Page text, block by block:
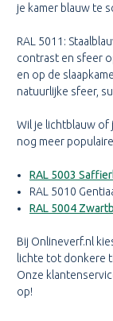
je kamer blauw te
RAL 5011:
contrast en sfeer
en op de
natuurlijke sfeer,
Wil je lichtblauw of
nog meer
RAL 5003
RAL 5010
RAL 5004
Bij Onlineverf.nl
lichte tot donkere
Onze
op!